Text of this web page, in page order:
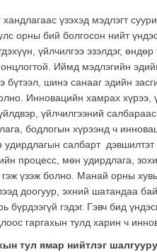
үзэхэд мэдлэгт
орны бий болгосон нийт
үйлчилгээ эзэлдэг,
Иймд мэдлэгийн
шинэ санааг эдийн
Инновацийн хамрах хүрээ,
үйлчилгээний
бодлогын хүрээнд ч
удирдлагын салбарт
процесс, мөн удирдлага,
үзэж болно. Манай орны
доогуур, эхний шатандаа
бүрдээгүй гэдэг. Гэвч бид
гаргахын тулд харин ч
тул ямар нийтлэг